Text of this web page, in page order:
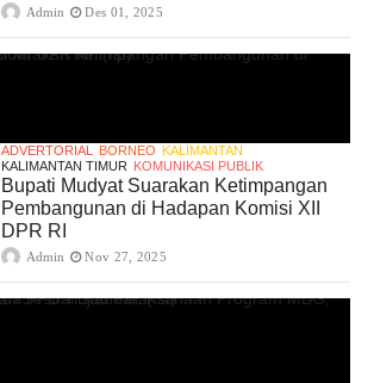
Admin Des 01, 2025
ADVERTORIAL BORNEO KALIMANTAN
KALIMANTAN TIMUR KOMUNIKASI PUBLIK
Bupati Mudyat Suarakan Ketimpangan
Pembangunan di Hadapan Komisi XII
DPR RI
Admin Nov 27, 2025